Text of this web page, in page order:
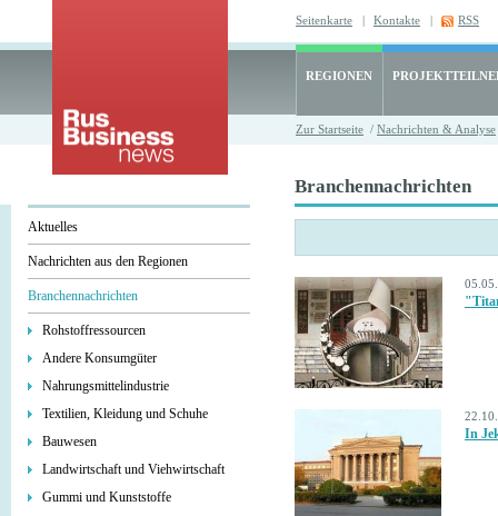
Seitenkarte | Kontakte | RSS
REGIONEN
Zur Startseite / Nachrichten & Analyse
Aktuelles
Nachrichten aus den Regionen
Branchennachrichten
Rohstoffressourcen
Andere Konsumgüter
Nahrungsmittelindustrie
Textilien, Kleidung und Schuhe
Bauwesen
Landwirtschaft und Viehwirtschaft
Gummi und Kunststoffe
Branchennachrichten
In